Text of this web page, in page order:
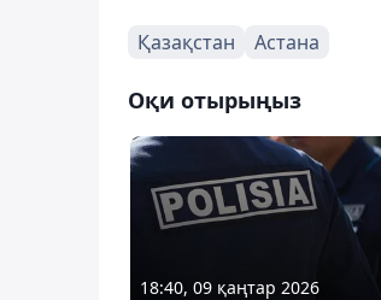
Қазақстан Астана
Оқи отырыңыз
18:40, 09 қаңтар 2026